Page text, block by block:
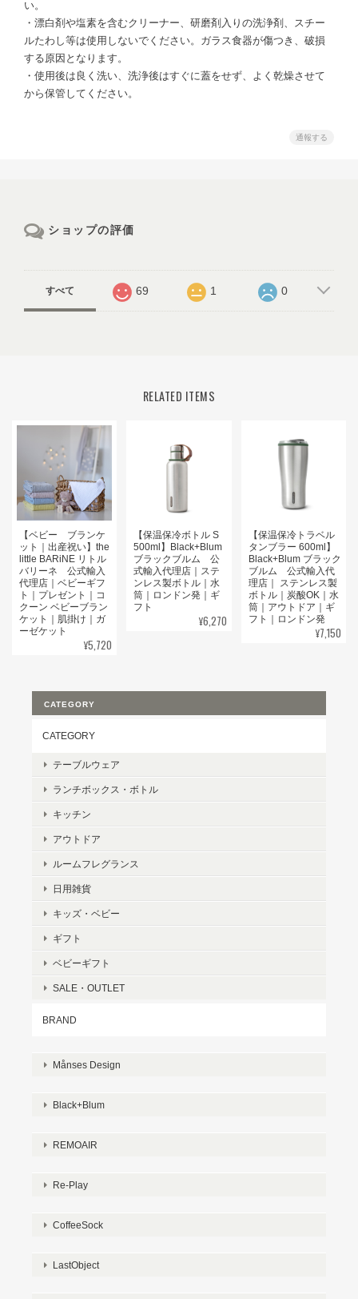
い。
・漂白剤や塩素を含むクリーナー、研磨剤入りの洗浄剤、スチー
ルたわし等は使用しないでください。ガラス食器が傷つき、破損
する原因となります。
・使用後は良く洗い、洗浄後はすぐに蓋をせず、よく乾燥させて
から保管してください。
通報する
ショップの評価
すべて 69 1 0
RELATED ITEMS
【ベビー ブランケ
ット｜出産祝い】the
little BARiNE リトル
バリーネ 公式輸入
代理店｜ベビーギフ
ト｜プレゼント｜コ
クーン ベビーブラン
ケット｜肌掛け｜ガ
ーゼケット
¥5,720
【保温保冷ボトル S
500ml】Black+Blum
ブラックブルム 公
式輸入代理店｜ステ
ンレス製ボトル｜水
筒｜ロンドン発｜ギ
フト
¥6,270
【保温保冷トラベル
タンブラー 600ml】
Black+Blum ブラック
ブルム 公式輸入代
理店｜ ステンレス製
ボトル｜炭酸OK｜水
筒｜アウトドア｜ギ
フト｜ロンドン発
¥7,150
CATEGORY
CATEGORY
テーブルウェア
ランチボックス・ボトル
キッチン
アウトドア
ルームフレグランス
日用雑貨
キッズ・ベビー
ギフト
ベビーギフト
SALE・OUTLET
BRAND
Månses Design
Black+Blum
REMOAIR
Re-Play
CoffeeSock
LastObject